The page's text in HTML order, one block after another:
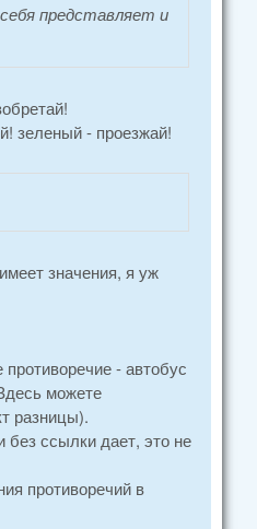
представляет и
зеленый - проезжай!
значения, я уж
- автобус
можете
разницы).
без ссылки дает, это не
противоречий в